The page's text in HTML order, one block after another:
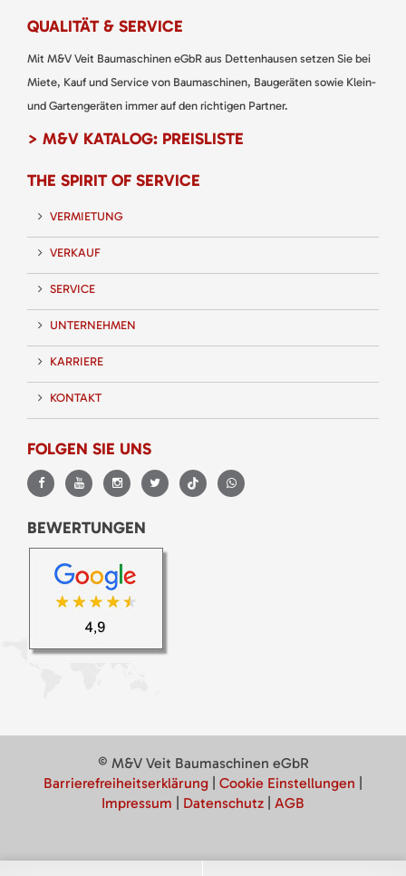
QUALITÄT & SERVICE
Mit M&V Veit Baumaschinen eGbR aus Dettenhausen setzen Sie bei
Miete, Kauf und Service von Baumaschinen, Baugeräten sowie Klein-
und Gartengeräten immer auf den richtigen Partner.
> M&V KATALOG: PREISLISTE
THE SPIRIT OF SERVICE
VERMIETUNG
VERKAUF
SERVICE
UNTERNEHMEN
KARRIERE
KONTAKT
FOLGEN SIE UNS
BEWERTUNGEN
© M&V Veit Baumaschinen eGbR
Barrierefreiheitserklärung
Cookie Einstellungen
Impressum
Datenschutz AGB